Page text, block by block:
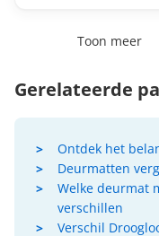
Toon meer
Gerelateerde
Ontdek het
Deurmatten
Welke deurmat
verschillen
Verschil